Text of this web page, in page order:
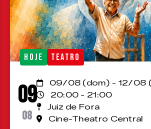
HOJE TEATRO
09
08
09/08 (dom) - 12/08
20:00 - 21:00
Juiz de Fora
Cine-Theatro Central